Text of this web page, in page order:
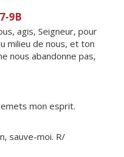
9B
agis, Seigneur, pour
milieu de nous, et ton
nous abandonne pas,
mon esprit.
sauve-moi. R/